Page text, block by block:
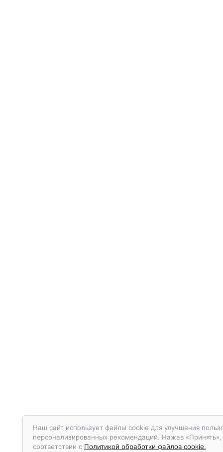
Наш сайт использует файлы cookie для улучшения
персонализированных рекомендаций. Нажав
соответствии с Политикой обработки файлов cookie.